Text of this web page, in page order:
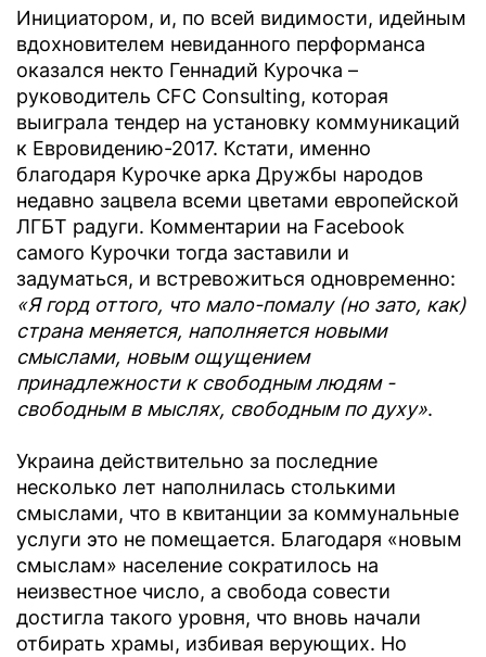
Инициатором, и, по всей видимости, идейным
вдохновителем невиданного перформанса
оказался некто Геннадий Курочка –
руководитель CFC Consulting, которая
выиграла тендер на установку коммуникаций
к Евровидению-2017. Кстати, именно
благодаря Курочке арка Дружбы народов
недавно зацвела всеми цветами европейской
ЛГБТ радуги. Комментарии на Facebook
самого Курочки тогда заставили и
задуматься, и встревожиться одновременно:
«Я горд оттого, что мало-помалу (но зато, как)
страна меняется, наполняется новыми
смыслами, новым ощущением
принадлежности к свободным людям -
свободным в мыслях, свободным по духу».
Украина действительно за последние
несколько лет наполнилась столькими
смыслами, что в квитанции за коммунальные
услуги это не помещается. Благодаря «новым
смыслам» население сократилось на
неизвестное число, а свобода совести
достигла такого уровня, что вновь начали
отбирать храмы, избивая верующих. Но